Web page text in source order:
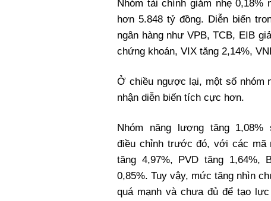
Nhóm tài chính giảm nhẹ 0,18%
hơn 5.848 tỷ đồng. Diễn biến
ngân hàng như VPB, TCB, EIB
chứng khoán, VIX tăng 2,14%,
Ở chiều ngược lại, một số nhóm
nhận diễn biến tích cực hơn.
Nhóm năng lượng tăng 1,08%
điều chỉnh trước đó, với các mã
tăng 4,97%, PVD tăng 1,64%,
0,85%. Tuy vậy, mức tăng nhìn
quá mạnh và chưa đủ để tạo